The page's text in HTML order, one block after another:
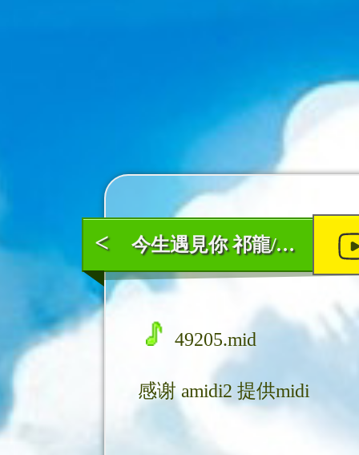
今生遇見你 祁龍/任妙音
<
49205.mid
感谢 amidi2 提供midi